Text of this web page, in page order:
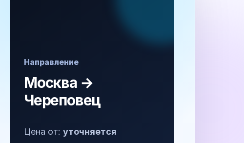
Направление
Москва →
Череповец
Цена от: уточняется